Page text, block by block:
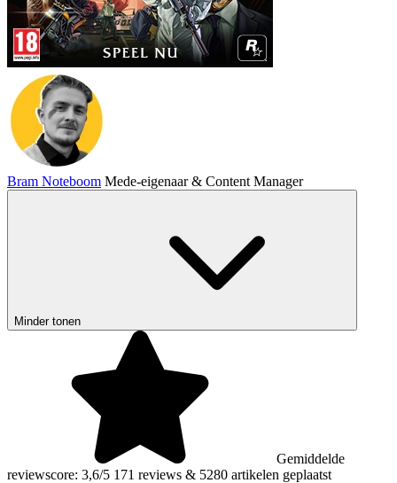
Bram Noteboom Mede-eigenaar & Content Manager
Minder tonen
Gemiddelde
reviewscore: 3,6/5 171 reviews & 5280 artikelen geplaatst